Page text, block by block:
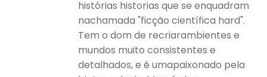
histórias historias que se enquadram
nachamada "ficção científica hard".
Tem o dom de recriarambientes e
mundos muito consistentes e
detalhados, e é umapaixonado pela